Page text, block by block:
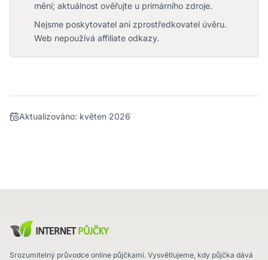
mění; aktuálnost ověřujte u primárního zdroje.
Nejsme poskytovatel ani zprostředkovatel úvěru.
Web nepoužívá affiliate odkazy.
Aktualizováno: květen 2026
Srozumitelný průvodce online půjčkami. Vysvětlujeme, kdy půjčka dává